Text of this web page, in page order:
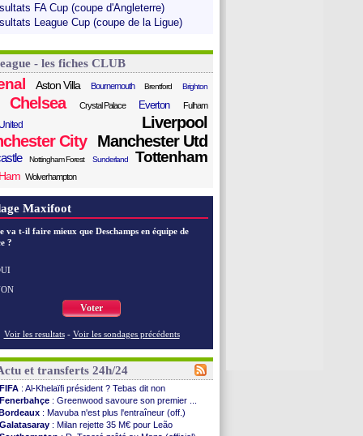
FA Cup (coupe d'Angleterre)
League Cup (coupe de la Ligue)
- les fiches CLUB
Aston Villa Bournemouth Brentford Brighton
Chelsea Crystal Palace Everton Fulham
Liverpool
City
Manchester Utd
Nottingham Forest Sunderland Tottenham
Wolverhampton
Maxifoot
va t-il faire mieux que Deschamps en équipe de
?
Voter
Voir les resultats - Voir les sondages précédents
et transferts 24h/24
FIFA : Al-Khelaïfi président ? Tebas dit non
Fenerbahçe : Greenwood savoure son premier ...
: Mavuba n'est plus l'entraîneur (off.)
Galatasaray : Milan rejette 35 M€ pour Leão